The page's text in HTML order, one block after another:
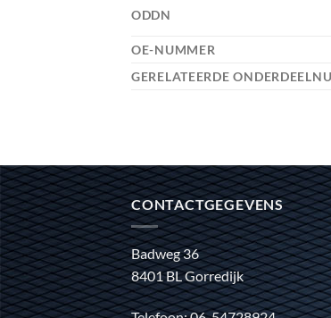
ODDN
OE-NUMMER
GERELATEERDE
CONTACTGEGEVENS
Badweg 36
8401 BL Gorredijk